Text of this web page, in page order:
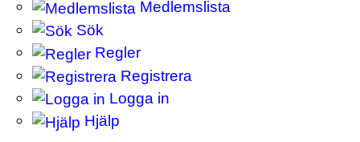
Medlemslista
Sök
Regler
Registrera
Logga in
Hjälp